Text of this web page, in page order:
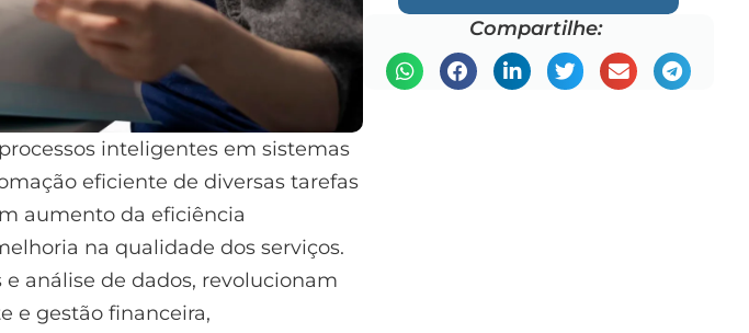
inteligentes em sistemas
eficiente de diversas tarefas
aumento da eficiência
na qualidade dos serviços.
análise de dados, revolucionam
e gestão financeira,
Compartilhe: